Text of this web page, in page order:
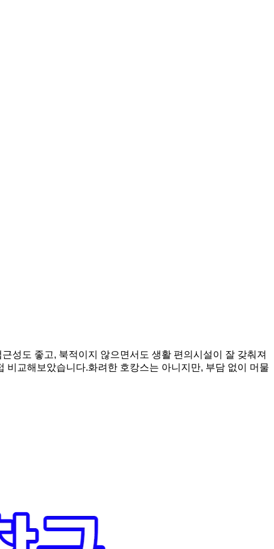
성도 좋고, 북적이지 않으면서도 생활 편의시설이 잘 갖춰져
교해보았습니다.화려한 호캉스는 아니지만, 부담 없이 머물